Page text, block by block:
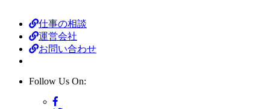
仕事の相談
運営会社
お問い合わせ
Follow Us On: